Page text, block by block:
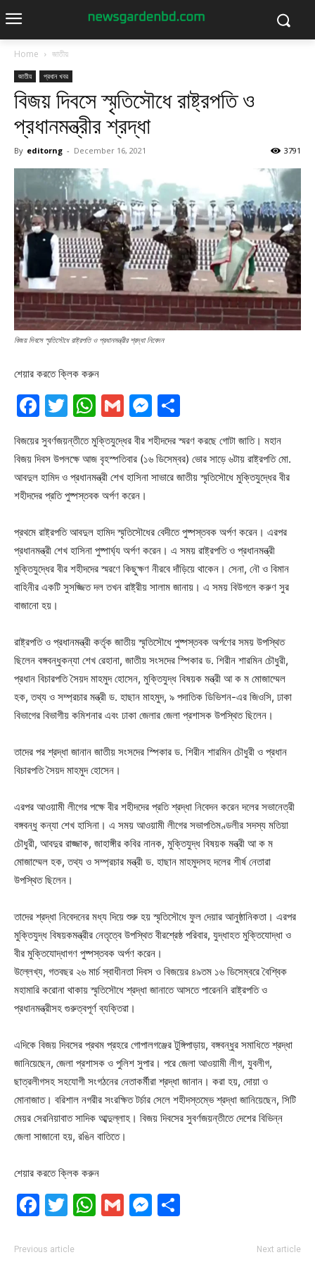
Home জাতীয়
জাতীয় প্রধান খবর
বিজয় দিবসে স্মৃতিসৌধে রাষ্ট্রপতি ও
প্রধানমন্ত্রীর শ্রদ্ধা
By editorng - December 16, 2021 3791
বিজয় দিবসে স্মৃতিসৌধে রাষ্ট্রপতি ও প্রধানমন্ত্রীর শ্রদ্ধা নিবেদন
শেয়ার করতে ক্লিক করুন
Facebook
Twitter
WhatsApp
GmailMessenger
বিজয়ের সুবর্ণজয়ন্তীতে মুক্তিযুদ্ধের বীর শহীদদের স্মরণ করছে গোটা জাতি। মহান
বিজয় দিবস উপলক্ষে আজ বৃহস্পতিবার (১৬ ডিসেম্বর) ভোর সাড়ে ৬টায় রাষ্ট্রপতি মো.
আবদুল হামিদ ও প্রধানমন্ত্রী শেখ হাসিনা সাভারে জাতীয় স্মৃতিসৌধে মুক্তিযুদ্ধের বীর
শহীদদের প্রতি পুষ্পস্তবক অর্পণ করেন।
প্রথমে রাষ্ট্রপতি আবদুল হামিদ স্মৃতিসৌধের বেদীতে পুষ্পস্তবক অর্পণ করেন। এরপর
প্রধানমন্ত্রী শেখ হাসিনা পুষ্পার্ঘ্য অর্পণ করেন। এ সময় রাষ্ট্রপতি ও প্রধানমন্ত্রী
মুক্তিযুদ্ধের বীর শহীদদের স্মরণে কিছুক্ষণ নীরবে দাঁড়িয়ে থাকেন। সেনা, নৌ ও বিমান
বাহিনীর একটি সুসজ্জিত দল তখন রাষ্ট্রীয় সালাম জানায়। এ সময় বিউগলে করুণ সুর
বাজানো হয়।
রাষ্ট্রপতি ও প্রধানমন্ত্রী কর্তৃক জাতীয় স্মৃতিসৌধে পুষ্পস্তবক অর্পণের সময় উপস্থিত
ছিলেন বঙ্গবন্ধুকন্যা শেখ রেহানা, জাতীয় সংসদের স্পিকার ড. শিরীন শারমিন চৌধুরী,
প্রধান বিচারপতি সৈয়দ মাহমুদ হোসেন, মুক্তিযুদ্ধ বিষয়ক মন্ত্রী আ ক ম মোজাম্মেল
হক, তথ্য ও সম্প্রচার মন্ত্রী ড. হাছান মাহমুদ, ৯ পদাতিক ডিভিশন-এর জিওসি, ঢাকা
বিভাগের বিভাগীয় কমিশনার এবং ঢাকা জেলার জেলা প্রশাসক উপস্থিত ছিলেন।
তাদের পর শ্রদ্ধা জানান জাতীয় সংসদের স্পিকার ড. শিরীন শারমিন চৌধুরী ও প্রধান
বিচারপতি সৈয়দ মাহমুদ হোসেন।
এরপর আওয়ামী লীগের পক্ষে বীর শহীদদের প্রতি শ্রদ্ধা নিবেদন করেন দলের সভানেত্রী
বঙ্গবন্ধু কন্যা শেখ হাসিনা। এ সময় আওয়ামী লীগের সভাপতিমণ্ডলীর সদস্য মতিয়া
চৌধুরী, আবদুর রাজ্জাক, জাহাঙ্গীর কবির নানক, মুক্তিযুদ্ধ বিষয়ক মন্ত্রী আ ক ম
মোজাম্মেল হক, তথ্য ও সম্প্রচার মন্ত্রী ড. হাছান মাহমুদসহ দলের শীর্ষ নেতারা
উপস্থিত ছিলেন।
তাদের শ্রদ্ধা নিবেদনের মধ্য দিয়ে শুরু হয় স্মৃতিসৌধে ফুল দেয়ার আনুষ্ঠানিকতা। এরপর
মুক্তিযুদ্ধ বিষয়কমন্ত্রীর নেতৃত্বে উপস্থিত বীরশ্রেষ্ঠ পরিবার, যুদ্ধাহত মুক্তিযোদ্ধা ও
বীর মুক্তিযোদ্ধাগণ পুষ্পস্তবক অর্পণ করেন।
উল্লেখ্য, গতবছর ২৬ মার্চ স্বাধীনতা দিবস ও বিজয়ের ৪৯তম ১৬ ডিসেম্বরে বৈশ্বিক
মহামারি করোনা থাকায় স্মৃতিসৌধে শ্রদ্ধা জানাতে আসতে পারেননি রাষ্ট্রপতি ও
প্রধানমন্ত্রীসহ গুরুত্বপূর্ণ ব্যক্তিরা।
এদিকে বিজয় দিবসের প্রথম প্রহরে গোপালগঞ্জের টুঙ্গিপাড়ায়, বঙ্গবন্ধুর সমাধিতে শ্রদ্ধা
জানিয়েছেন, জেলা প্রশাসক ও পুলিশ সুপার। পরে জেলা আওয়ামী লীগ, যুবলীগ,
ছাত্রলীগসহ সহযোগী সংগঠনের নেতাকর্মীরা শ্রদ্ধা জানান। করা হয়, দোয়া ও
মোনাজাত। বরিশাল নগরীর সংরক্ষিত টর্চার সেলে শহীদস্তম্ভে শ্রদ্ধা জানিয়েছেন, সিটি
মেয়র সেরনিয়াবাত সাদিক আব্দুল্লাহ। বিজয় দিবসের সুবর্ণজয়ন্তীতে দেশের বিভিন্ন
জেলা সাজানো হয়, রঙিন বাতিতে।
শেয়ার করতে ক্লিক করুন
Facebook
Twitter
WhatsApp
GmailMessenger
Previous article Next article